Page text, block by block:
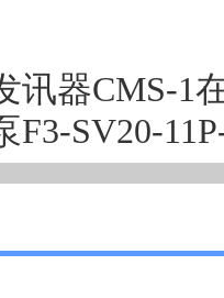
讯器CMS-1
F3-SV20-